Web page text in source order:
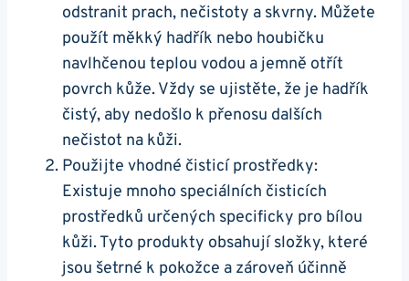
odstranit prach, nečistoty a⁤ skvrny. Můžete
použít‍ měkký hadřík nebo houbičku
navlhčenou teplou vodou a jemně otřít
povrch kůže. Vždy se ujistěte, že‍ je hadřík
čistý, aby nedošlo k přenosu dalších
nečistot‍ na kůži.
Použijte⁢ vhodné čisticí prostředky:
Existuje⁣ mnoho speciálních čisticích
prostředků‍ určených specificky pro bílou
kůži.‍ Tyto produkty obsahují složky, ⁣které‌
jsou šetrné k pokožce a zároveň účinně